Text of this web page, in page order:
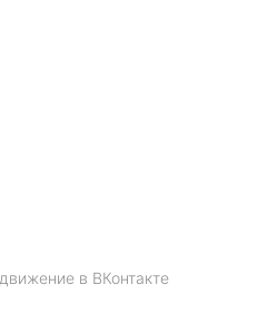
в ВКонтакте